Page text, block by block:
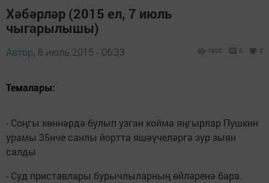
Хәбәрләр (2015 ел, 7 июль
чыгарылышы)
Автор, 8 июль 2015 - 06:33 1908 0 0
Темалары:
- Соңгы көннәрдә булып узган койма яңгырлар Пушкин
урамы 35нче санлы йортта яшәүчеләргә зур зыян
салды
- Суд приставлары бурычлыларның өйләренә бара.